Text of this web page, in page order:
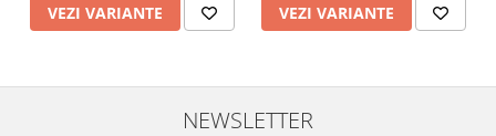
VEZI VARIANTE VEZI VARIANTE
NEWSLETTER